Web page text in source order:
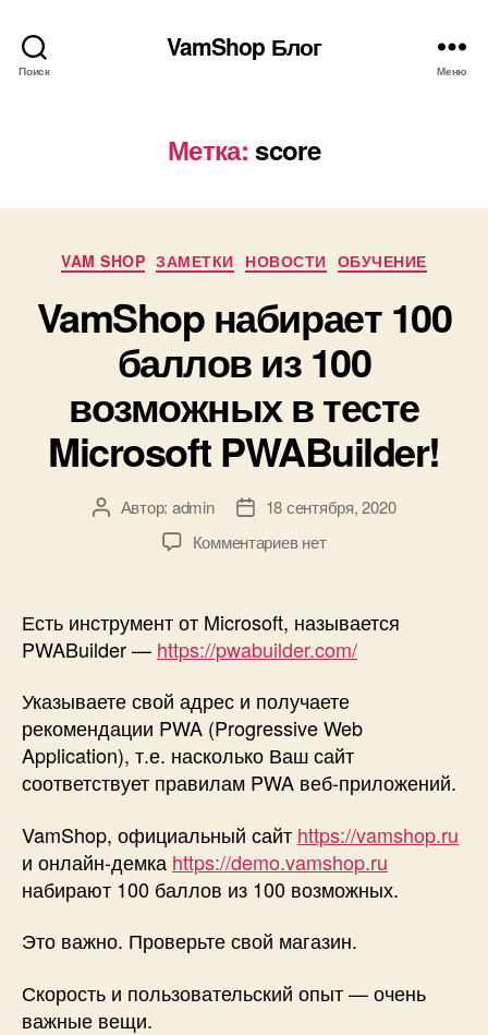
Поиск
VamShop Блог
Меню
Метка: score
Рубрики
VAM SHOP ЗАМЕТКИ НОВОСТИ ОБУЧЕНИЕ
VamShop набирает 100
баллов из 100
возможных в тесте
Microsoft PWABuilder!
АвторАвтор: admin
Дата18 сентября, 2020
Комментариевк
100
баллов
100
возможных
в
тесте
PWABuilder!
нет
Есть инструмент от Microsoft, называется
PWABuilder — https://pwabuilder.com/
Указываете свой адрес и получаете
рекомендации PWA (Progressive Web
Application), т.е. насколько Ваш сайт
соответствует правилам PWA веб-приложений.
VamShop, официальный сайт https://vamshop.ru
и онлайн-демка https://demo.vamshop.ru
набирают 100 баллов из 100 возможных.
Это важно. Проверьте свой магазин.
Скорость и пользовательский опыт — очень
важные вещи.